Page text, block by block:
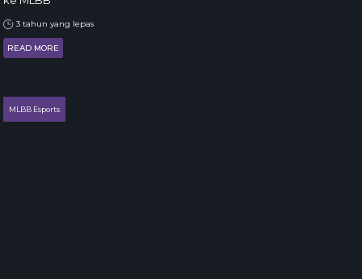
3 tahun yang lepas
READ MORE
MLBB Esports